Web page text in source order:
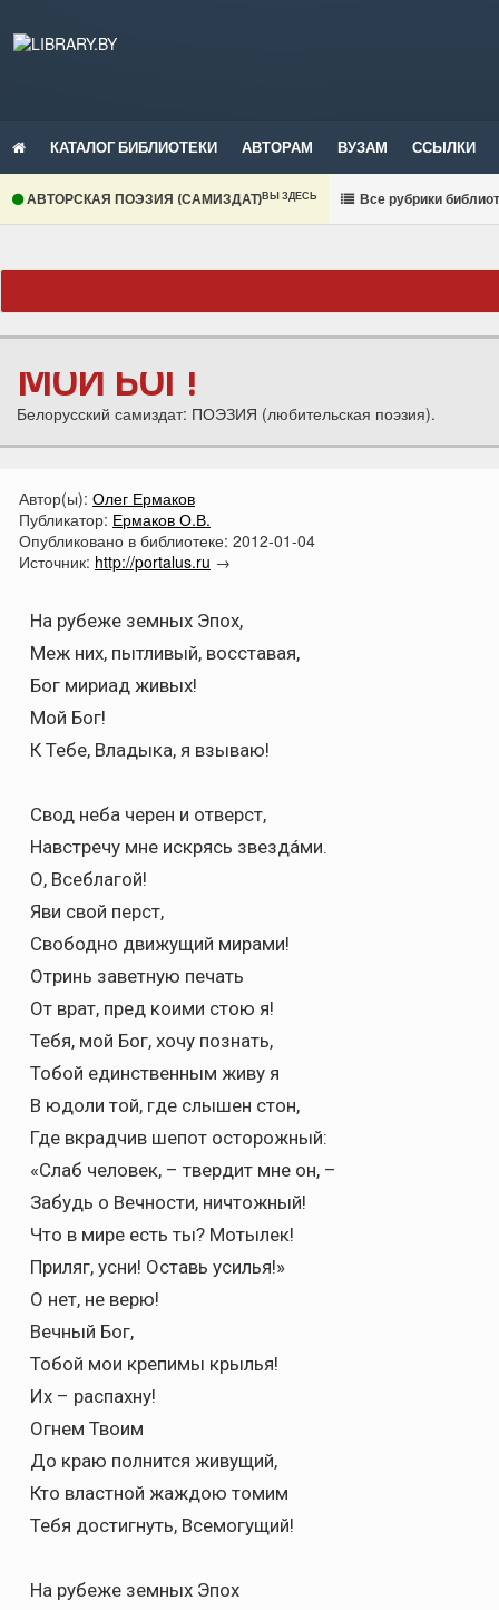
КАТАЛОГ БИБЛИОТЕКИ АВТОРАМ ВУЗАМ ССЫЛКИ
АВТОРСКАЯ ПОЭЗИЯ (САМИЗДАТ)ВЫ ЗДЕСЬ Все рубрики
МОЙ БОГ!
Белорусский самиздат: ПОЭЗИЯ (любительская поэзия).
Автор(ы): Олег Ермаков
Публикатор: Ермаков О.В.
Опубликовано в библиотеке: 2012-01-04
Источник: http://portalus.ru →
На рубеже земных Эпох,
Меж них, пытливый, восставая,
Бог мириад живых!
Мой Бог!
К Тебе, Владыка, я взываю!
Свод неба черен и отверст,
Навстречу мне искрясь звездáми.
О, Всеблагой!
Яви свой перст,
Свободно движущий мирами!
Отринь заветную печать
От врат, пред коими стою я!
Тебя, мой Бог, хочу познать,
Тобой единственным живу я
В юдоли той, где слышен стон,
Где вкрадчив шепот осторожный:
«Слаб человек, – твердит мне он, –
Забудь о Вечности, ничтожный!
Что в мире есть ты? Мотылек!
Приляг, усни! Оставь усилья!»
О нет, не верю!
Вечный Бог,
Тобой мои крепимы крылья!
Их – распахну!
Огнем Твоим
До краю полнится живущий,
Кто властной жаждою томим
Тебя достигнуть, Всемогущий!
На рубеже земных Эпох